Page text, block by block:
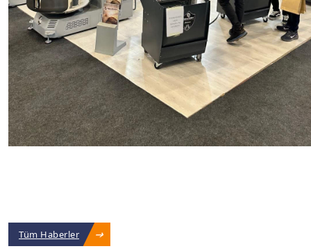
Tüm Haberler